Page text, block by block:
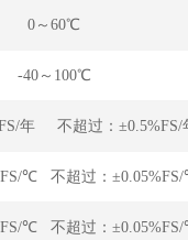
0～60℃
-40～100℃
年 不超过：±0.5%FS/
℃ 不超过：
℃ 不超过：